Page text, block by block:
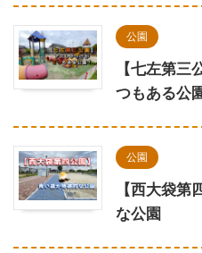
公園
【七左第三
つもある公
公園
【西大袋第
な公園